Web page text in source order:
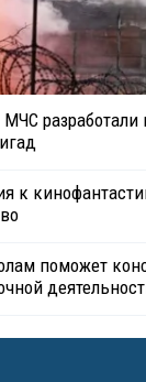
к
поможет